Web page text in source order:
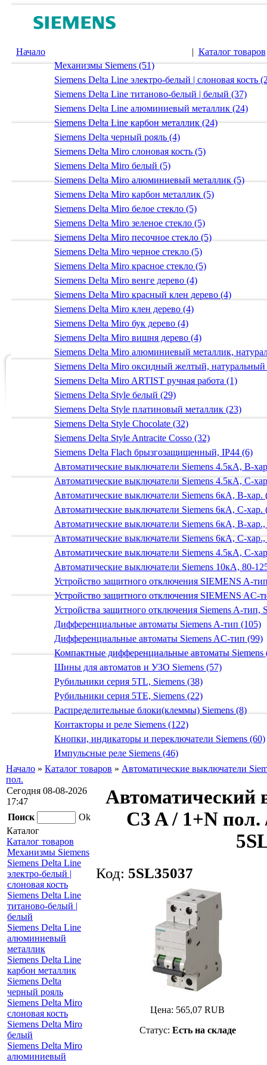
Начало | Каталог товаров
Механизмы Siemens (51)
Siemens Delta Line электро-белый | слоновая кость
Siemens Delta Line титаново-белый | белый (37)
Siemens Delta Line алюминиевый металлик (24)
Siemens Delta Line карбон металлик (24)
Siemens Delta черный рояль (4)
Siemens Delta Miro слоновая кость (5)
Siemens Delta Miro белый (5)
Siemens Delta Miro алюминиевый металлик (5)
Siemens Delta Miro карбон металлик (5)
Siemens Delta Miro белое стекло (5)
Siemens Delta Miro зеленое стекло (5)
Siemens Delta Miro песочное стекло (5)
Siemens Delta Miro черное стекло (5)
Siemens Delta Miro красное стекло (5)
Siemens Delta Miro венге дерево (4)
Siemens Delta Miro красный клен дерево (4)
Siemens Delta Miro клен дерево (4)
Siemens Delta Miro бук дерево (4)
Siemens Delta Miro вишня дерево (4)
Siemens Delta Miro алюминиевый металлик,
Siemens Delta Miro оксидный желтый,
Siemens Delta Miro ARTIST ручная работа (1)
Siemens Delta Style белый (29)
Siemens Delta Style платиновый металлик (23)
Siemens Delta Style Chocolate (32)
Siemens Delta Style Antracite Cosso (32)
Siemens Delta Flach брызгозащищенный, IP44 (6)
Автоматические выключатели Siemens 4.5кА, B-
Автоматические выключатели Siemens 4.5кА, C-
Автоматические выключатели Siemens 6кА, B-хар.
Автоматические выключатели Siemens 6кА, С-хар.
Автоматические выключатели Siemens 6кА, B-
Автоматические выключатели Siemens 6кА, C-
Автоматические выключатели Siemens 4.5кА, C-
Автоматические выключатели Siemens 10кА, 80-
Устройство защитного отключения SIEMENS A-
Устройство защитного отключения SIEMENS AС-
Устройства защитного отключения Siemens A-тип,
Дифференциальные автоматы Siemens A-тип (105)
Дифференциальные автоматы Siemens AС-тип (99)
Компактные дифференциальные автоматы Siemens
Шины для автоматов и УЗО Siemens (57)
Рубильники серия 5TL, Siemens (38)
Рубильники серия 5TE, Siemens (22)
Распределительные блоки(клеммы) Siemens (8)
Контакторы и реле Siemens (122)
Кнопки, индикаторы и переключатели Siemens (60)
Импульсные реле Siemens (46)
Начало » Каталог товаров » Автоматические выключатели
пол.
Сегодня 08-08-2026
17:47
Поиск
Ok
Каталог
Каталог товаров
Механизмы Siemens
Siemens Delta Line
электро-белый |
слоновая кость
Siemens Delta Line
титаново-белый |
белый
Siemens Delta Line
алюминиевый
металлик
Siemens Delta Line
карбон металлик
Siemens Delta
черный рояль
Siemens Delta Miro
слоновая кость
Siemens Delta Miro
белый
Siemens Delta Miro
алюминиевый
Автоматический
C3 A / 1+N пол.
Код: 5SL35037
Цена: 565,07 RUB
Статус: Есть на складе